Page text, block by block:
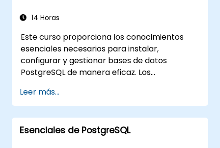
sistema.
14 Horas
Este curso proporciona los conocimientos
esenciales necesarios para instalar,
configurar y gestionar bases de datos
PostgreSQL de manera eficaz. Los
seguridad de los usuarios, realizar copias de
seguridad y restauraciones, gestionar
registros y ajustar parámetros básicos. A
través de ejercicios prácticos, los alumnos
Leer más...
Esenciales de PostgreSQL